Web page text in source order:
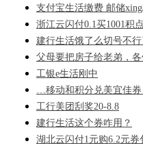
支付宝生活缴费 邮储
浙江云闪付0.1买1001积点
建行生活饿了么切号不
父母要把房子给老弟，
工银e生活刚中
…移动和积分兑美宜佳
工行美团刮奖20-8.8
建行生活这个券咋用？
湖北云闪付1元购6.2元券